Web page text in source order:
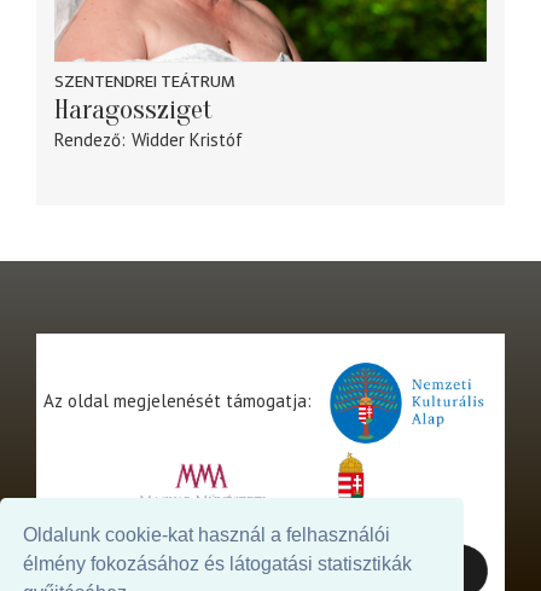
Oldalunk cookie-kat használ a felhasználói
élmény fokozásához és látogatási statisztikák
SZENTENDREI TEÁTRUM
Haragossziget
Rendező Widder Kristóf
Az oldal megjelenését támogatja: